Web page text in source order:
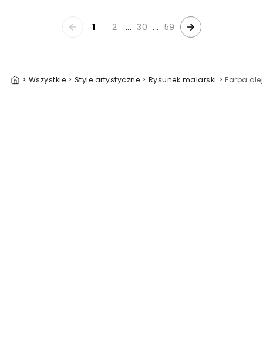
1 2 ... 30 ... 59
> Wszystkie > Style artystyczne > Rysunek malarski > Farba